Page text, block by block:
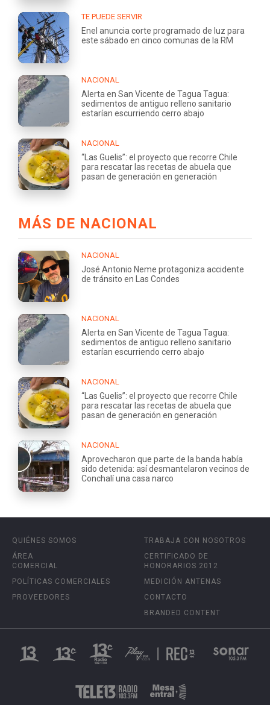
TE PUEDE SERVIR
Enel anuncia corte programado de luz para
este sábado en cinco comunas de la RM
NACIONAL
Alerta en San Vicente de Tagua Tagua:
sedimentos de antiguo relleno sanitario
estarían escurriendo cerro abajo
NACIONAL
“Las Guelis”: el proyecto que recorre Chile
para rescatar las recetas de abuela que
pasan de generación en generación
MÁS DE NACIONAL
NACIONAL
José Antonio Neme protagoniza accidente
de tránsito en Las Condes
NACIONAL
Alerta en San Vicente de Tagua Tagua:
sedimentos de antiguo relleno sanitario
estarían escurriendo cerro abajo
NACIONAL
“Las Guelis”: el proyecto que recorre Chile
para rescatar las recetas de abuela que
pasan de generación en generación
NACIONAL
Aprovecharon que parte de la banda había
sido detenida: así desmantelaron vecinos de
Conchalí una casa narco
QUIÉNES SOMOS
ÁREA
COMERCIAL
POLÍTICAS COMERCIALES
PROVEEDORES
TRABAJA CON NOSOTROS
CERTIFICADO DE
HONORARIOS 2012
MEDICIÓN ANTENAS
CONTACTO
BRANDED CONTENT